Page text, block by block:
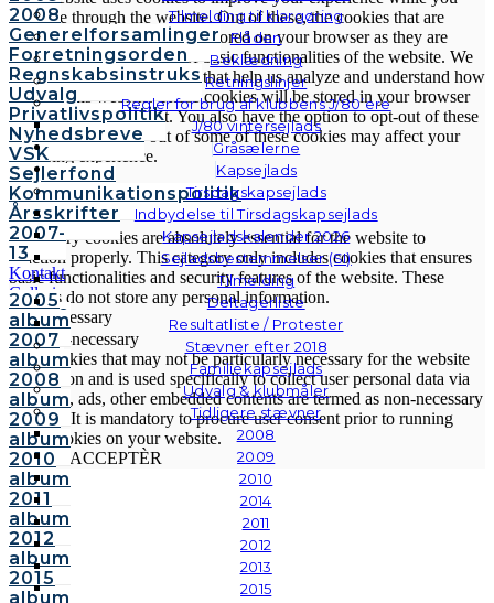
Tilmelding til klargøring
Flåden
Beklædning
Retningslinjer
Regler for brug af klubbens J/80’ere
J/80 vintersejlads
Gråsælerne
Kapsejlads
Tirsdagskapsejlads
Indbydelse til Tirsdagskapsejlads
Kapsejladskalender 2026
Sejladsbestemmelser (SI)
Tilmelding
Deltagerliste
Resultatliste / Protester
Stævner efter 2018
Familiekapsejlads
Udvalg & klubmåler
Tidligere stævner
2008
2009
2010
2014
2011
2012
2013
2015
2008
Generelforsamlinger
Forretningsorden
Regnskabsinstruks
Udvalg
Privatlivspolitik
Nyhedsbreve
VSK
Sejlerfond
Kommunikationspolitik
Årsskrifter
2007-
13
Kontakt
Galleri
Andre
fotos
2005
album
2007
album
2008
album
2009
album
2010
album
2011
album
2012
album
2015
album
navigate through the website. Out of these, the cookies that are
categorized as necessary are stored on your browser as they are
essential for the working of basic functionalities of the website. We
also use third-party cookies that help us analyze and understand how
you use this website. These cookies will be stored in your browser
only with your consent. You also have the option to opt-out of these
cookies. But opting out of some of these cookies may affect your
browsing experience.
Necessary
Necessary
Altid aktiveret
Necessary cookies are absolutely essential for the website to
function properly. This category only includes cookies that ensures
basic functionalities and security features of the website. These
cookies do not store any personal information.
Non-necessary
Non-necessary
Any cookies that may not be particularly necessary for the website
to function and is used specifically to collect user personal data via
analytics, ads, other embedded contents are termed as non-necessary
cookies. It is mandatory to procure user consent prior to running
these cookies on your website.
GEM & ACCEPTÈR